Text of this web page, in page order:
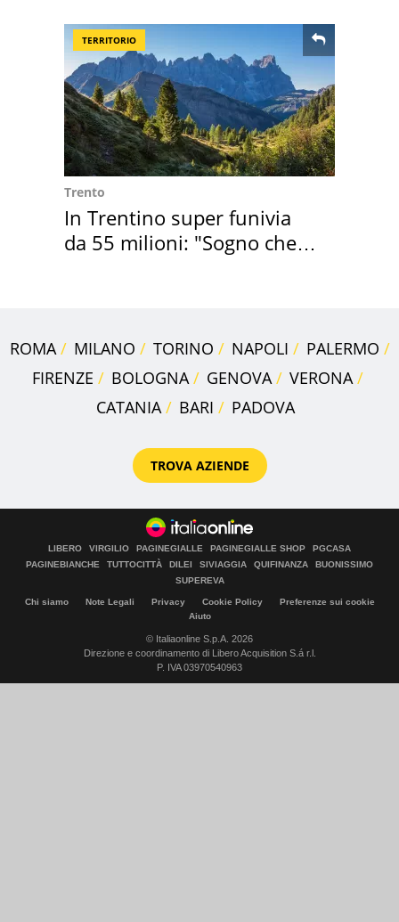
TERRITORIO
Trento
In Trentino super funivia
da 55 milioni: "Sogno che si
ROMA MILANO TORINO NAPOLI
PALERMO
FIRENZE
BOLOGNA GENOVA
VERONA
CATANIA
BARI PADOVA
TROVA AZIENDE
LIBERO VIRGILIO PAGINEGIALLE PAGINEGIALLE SHOP
PGCASA
PAGINEBIANCHE
TUTTOCITTÀ DILEI SIVIAGGIA QUIFINANZA
BUONISSIMO
SUPEREVA
Chi siamo Note Legali Privacy Cookie Policy
Preferenze sui cookie
Aiuto
© Italiaonline S.p.A. 2026
Direzione e coordinamento di Libero Acquisition S.á r.l.
P. IVA 03970540963